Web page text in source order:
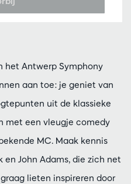
het Antwerp Symphony
aan toe: je geniet van
uit de klassieke
met een vleugje comedy
MC. Maak kennis
en John Adams, die zich net
lieten inspireren door